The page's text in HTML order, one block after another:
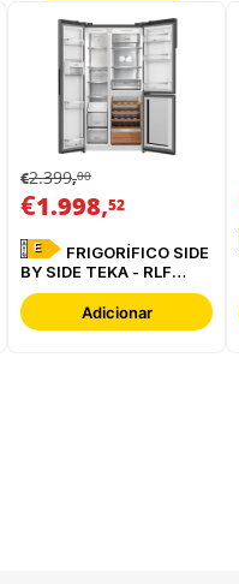
€2.399,00
€1.998,52
E
BY SIDE TEKA - RLF
85950 GBK
Adicionar